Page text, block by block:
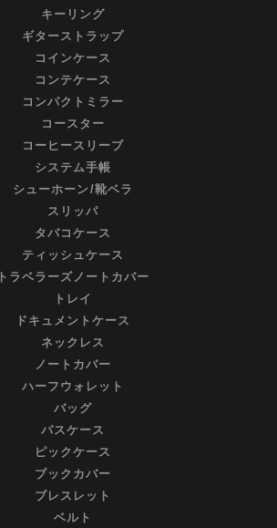
キーリング
ギターストラップ
コインケース
コンテケース
コンパクトミラー
コースター
コーヒースリーブ
システム手帳
シューホーン/靴ベラ
スリッパ
タバコケース
ティッシュケース
トラベラーズノートカバー
トレイ
ドキュメントケース
ネックレス
ノートカバー
ハーフウォレット
バッグ
パスケース
ピックケース
ブックカバー
ブレスレット
ベルト